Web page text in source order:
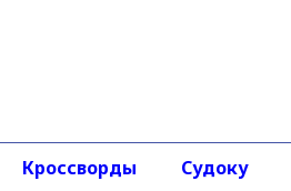
Кроссворды Судоку